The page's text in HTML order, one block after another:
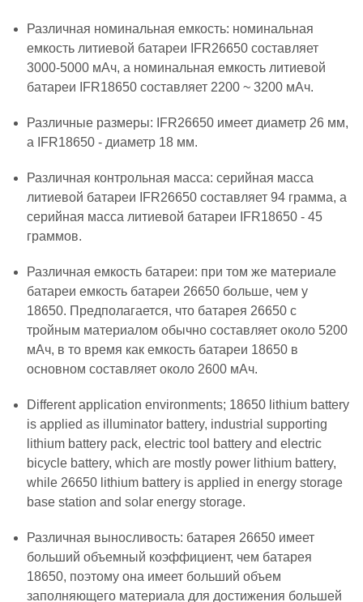
Различная номинальная емкость: номинальная
емкость литиевой батареи IFR26650 составляет
3000-5000 мАч, а номинальная емкость литиевой
батареи IFR18650 составляет 2200 ~ 3200 мАч.
Различные размеры: IFR26650 имеет диаметр 26 мм,
а IFR18650 - диаметр 18 мм.
Различная контрольная масса: серийная масса
литиевой батареи IFR26650 составляет 94 грамма, а
серийная масса литиевой батареи IFR18650 - 45
граммов.
Различная емкость батареи: при том же материале
батареи емкость батареи 26650 больше, чем у
18650. Предполагается, что батарея 26650 с
тройным материалом обычно составляет около 5200
мАч, в то время как емкость батареи 18650 в
основном составляет около 2600 мАч.
Different application environments; 18650 lithium battery
is applied as illuminator battery, industrial supporting
lithium battery pack, electric tool battery and electric
bicycle battery, which are mostly power lithium battery,
while 26650 lithium battery is applied in energy storage
base station and solar energy storage.
Различная выносливость: батарея 26650 имеет
больший объемный коэффициент, чем батарея
18650, поэтому она имеет больший объем
заполняющего материала для достижения большей